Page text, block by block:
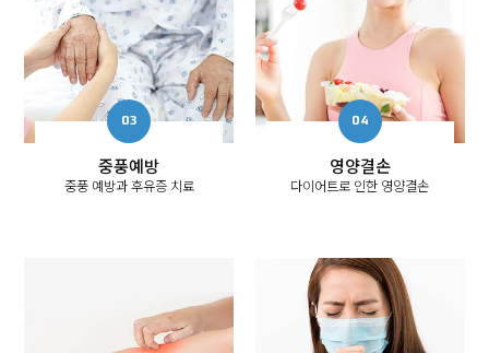
중풍예방
중풍 예방과 후유증 치료
영양결손
다이어트로 인한 영양결손